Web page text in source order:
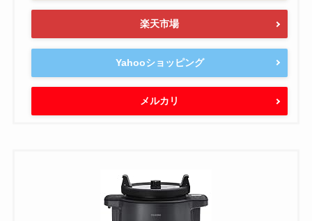
楽天市場
Yahooショッピング
メルカリ